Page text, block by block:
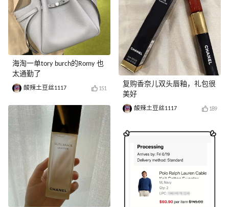
海淘一单tory burch的Romy 也
太通勤了
酸辣土豆丝1117 151
复购香奈儿双头唇釉，礼包很
美好
酸辣土豆丝1117 189